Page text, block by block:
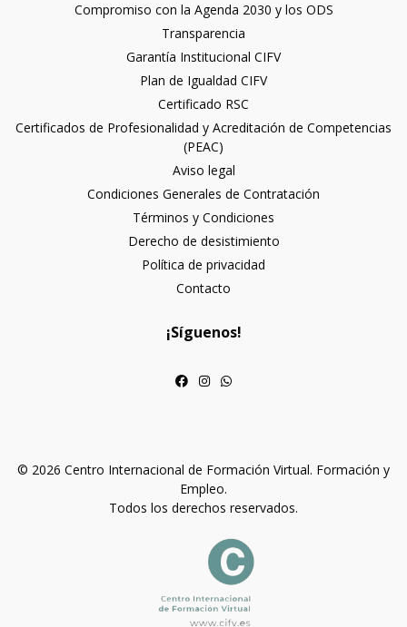
Compromiso con la Agenda 2030 y los ODS
Transparencia
Garantía Institucional CIFV
Plan de Igualdad CIFV
Certificado RSC
Certificados de Profesionalidad y Acreditación de Competencias
(PEAC)
Aviso legal
Condiciones Generales de Contratación
Términos y Condiciones
Derecho de desistimiento
Política de privacidad
Contacto
¡Síguenos!
© 2026 Centro Internacional de Formación Virtual. Formación y
Empleo.
Todos los derechos reservados.